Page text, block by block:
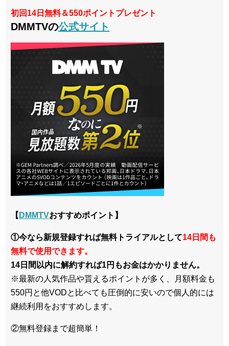
初回14日無料＆550ポイントプレゼント
DMMTVの公式サイト
【 DMMTVおすすめポイント】
①今なら新規登録すれば無料トライアルとして14日間も
無料で使用できます。
14日間以内に解約すれば1円もお金はかかりません。
※最新の人気作品や貰えるポイントが多く、月額料金も
550円と他VODと比べても圧倒的に安いので個人的には
継続利用をおすすめします。
②無料登録まで超簡単！